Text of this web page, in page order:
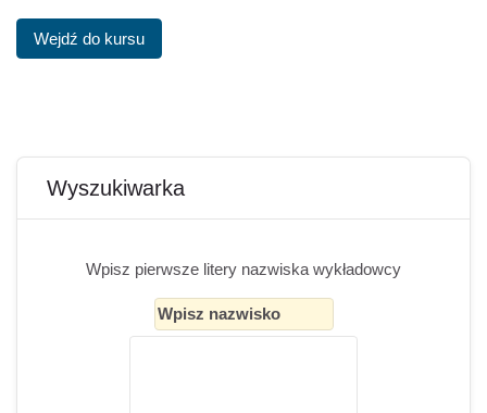
Wejdź do kursu
Bloki
Wyszukiwarka
Wpisz pierwsze litery nazwiska wykładowcy